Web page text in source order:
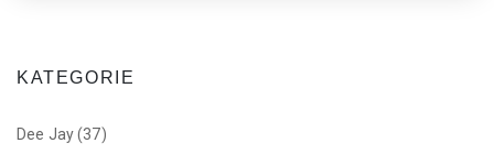
KATEGORIE
Dee Jay(37)